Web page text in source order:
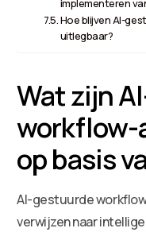
Hoe blijven AI-
uitlegbaar?
Wat zijn
workflow-
op basis
AI-gestuurde
verwijzen naar